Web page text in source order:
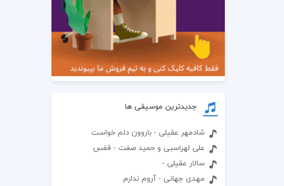
جدیدترین موسیقی ها
شادمهر عقیلی - باروون دلم خواست
علی لهراسبی و حمید صفت - قفس
سالار عقیلی -
مهدی جهانی - آروم ندارم